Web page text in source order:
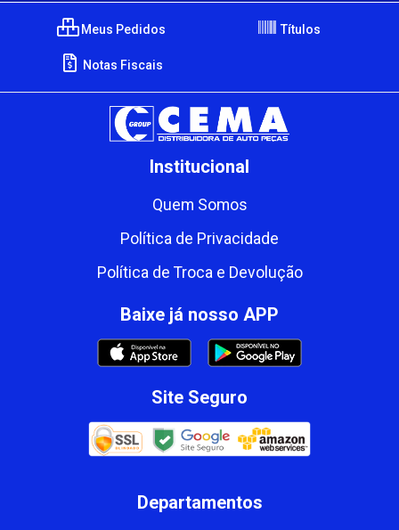
Meus Pedidos Títulos
Notas Fiscais
Institucional
Quem Somos
Política de Privacidade
Política de Troca e Devolução
Baixe já nosso APP
Site Seguro
Departamentos